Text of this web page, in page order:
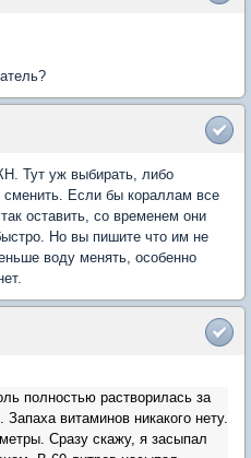
Тут уж выбирать, либо
Если бы кораллам все
оставить, со временем они
Но вы пишите что им не
воду менять, особенно
полностью растворилась за
витаминов никакого нету.
Сразу скажу, я засыпал